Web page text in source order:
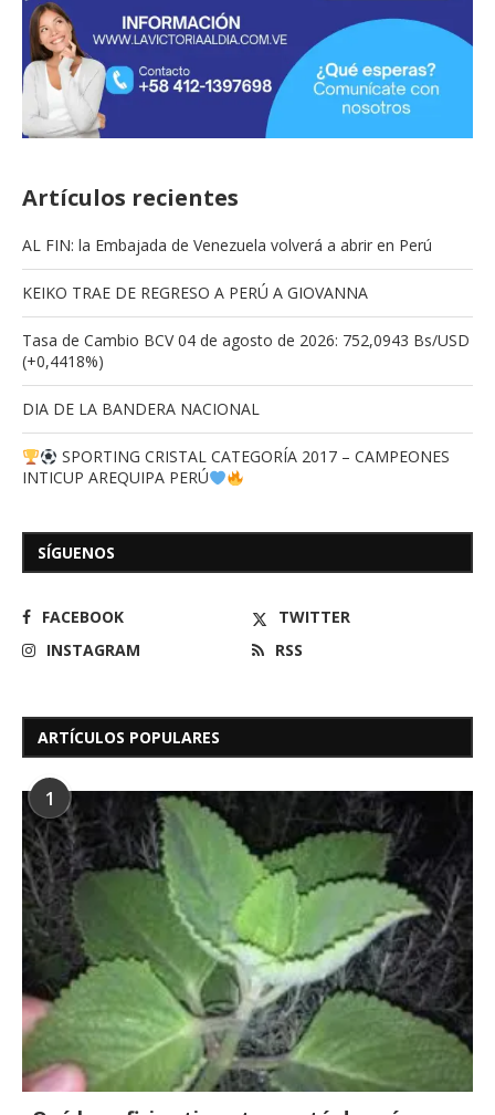
Artículos recientes
AL FIN: la Embajada de Venezuela volverá a abrir en Perú
KEIKO TRAE DE REGRESO A PERÚ A GIOVANNA
Tasa de Cambio BCV 04 de agosto de 2026: 752,0943 Bs/USD
(+0,4418%)
DIA DE LA BANDERA NACIONAL
SPORTING CRISTAL CATEGORÍA 2017 – CAMPEONES
INTICUP AREQUIPA PERÚ
SÍGUENOS
FACEBOOK
TWITTER
INSTAGRAM
RSS
ARTÍCULOS POPULARES
1